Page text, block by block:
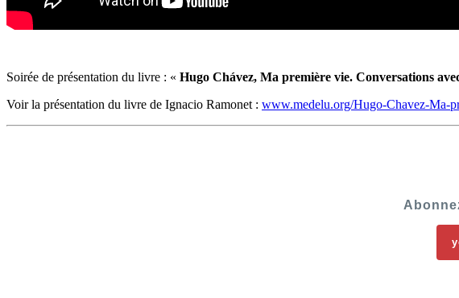
Soirée de présentation du livre : « Hugo Chávez, Ma première vie. Conversations
Voir la présentation du livre de Ignacio Ramonet : www.medelu.org/Hugo-Chavez-Ma-